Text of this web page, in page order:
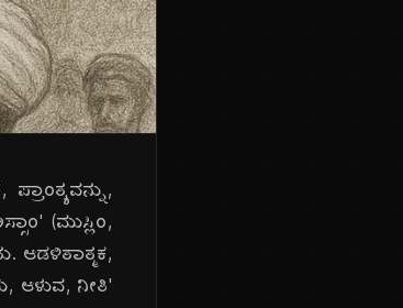
(ಮುಸ್ಲಿಂ,
ಆಡಳಿತಾತ್ಮಕ,
ಆಳುವ, ನೀತಿ'